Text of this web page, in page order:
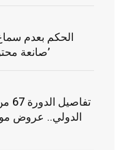
الحكم بعدم
صانعة محتوى على ‘تيك توك’
الدولي.. عروض